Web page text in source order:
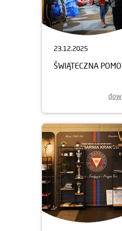
23.12.2025
ŚWIĄTECZNA